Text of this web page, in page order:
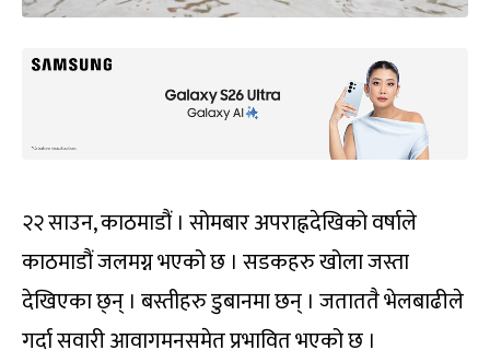
२२ साउन, काठमाडौं । सोमबार अपराह्नदेखिको वर्षाले
काठमाडौं जलमग्न भएको छ । सडकहरु खोला जस्ता
देखिएका छ्न् । बस्तीहरु डुबानमा छन् । जताततै भेलबाढीले
गर्दा सवारी आवागमनसमेत प्रभावित भएको छ ।